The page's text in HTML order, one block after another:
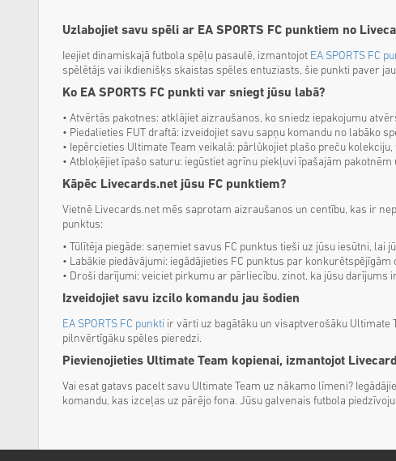
Uzlabojiet savu spēli ar EA SPORTS FC punktiem no
Ieejiet dinamiskajā futbola spēļu pasaulē, izmantojot EA SPORTS FC
spēlētājs vai ikdienišķs skaistas spēles entuziasts, šie punkti paver
Ko EA SPORTS FC punkti var sniegt jūsu labā?
• Atvērtās pakotnes: atklājiet aizraušanos, ko sniedz iepakojumu
• Piedalieties FUT draftā: izveidojiet savu sapņu komandu no labāko
• Iepērcieties Ultimate Team veikalā: pārlūkojiet plašo preču
• Atbloķējiet īpašo saturu: iegūstiet agrīnu piekļuvi īpašajām
Kāpēc Livecards.net jūsu FC punktiem?
Vietnē Livecards.net mēs saprotam aizraušanos un centību, kas ir
punktus:
• Tūlītēja piegāde: saņemiet savus FC punktus tieši uz jūsu iesūtni,
• Labākie piedāvājumi: iegādājieties FC punktus par
• Droši darījumi: veiciet pirkumu ar pārliecību, zinot, ka jūsu darījums
Izveidojiet savu izcilo komandu jau šodien
EA SPORTS FC punkti ir vārti uz bagātāku un visaptverošāku
pilnvērtīgāku spēles pieredzi.
Pievienojieties Ultimate Team kopienai, izmantojot
Vai esat gatavs pacelt savu Ultimate Team uz nākamo līmeni?
komandu, kas izceļas uz pārējo fona. Jūsu galvenais futbola